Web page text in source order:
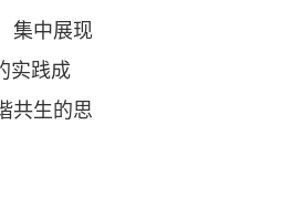
集中展现
实践成
共生的思